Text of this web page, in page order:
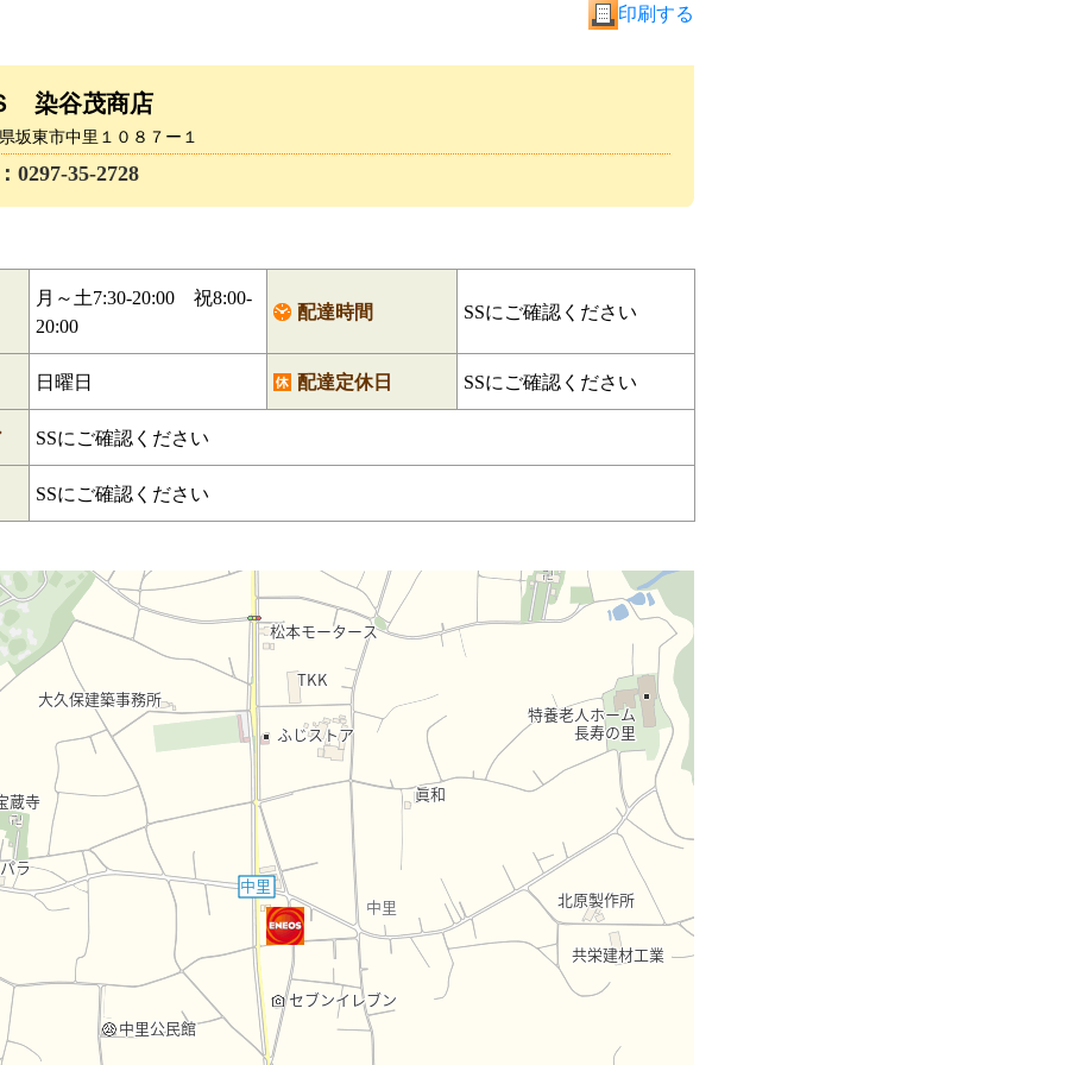
印刷する
染谷茂商店
坂東市中里１０８７ー１
0297-35-2728
月～土7:30-20:00 祝8:00-
20:00
配達時間 SSにご確認ください
日曜日 配達定休日 SSにご確認ください
SSにご確認ください
SSにご確認ください